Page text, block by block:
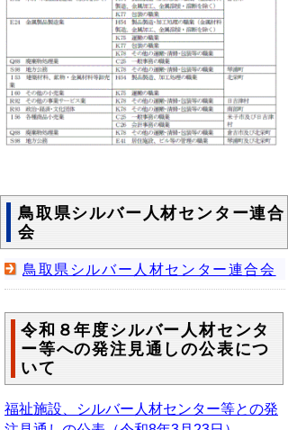
鳥取県シルバー人材センター連合
会
鳥取県シルバー人材センター連合会
令和８年度シルバー人材センタ
ー等への発注見通しの公表につ
いて
福祉施設、シルバー人材センター等との発